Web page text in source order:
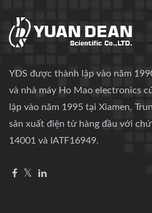
YDS được thành lập vào năm
và nhà máy Ho Mao electronics
lập vào năm 1995 tại Xiamen,
sản xuất điện tử hàng đầu với
14001 và IATF16949.